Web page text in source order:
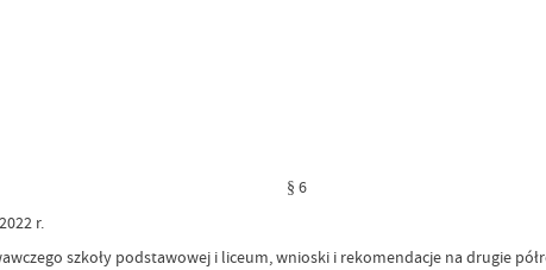
§ 6
r.
szkoły podstawowej i liceum, wnioski i rekomendacje na drugie